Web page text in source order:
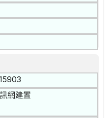
網建置